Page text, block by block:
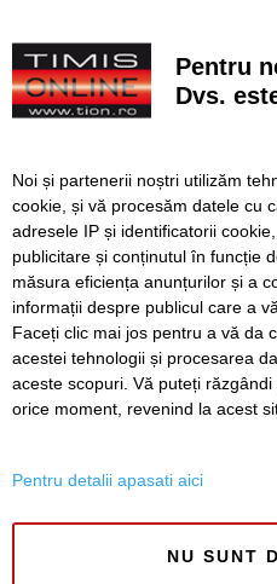
la final
Cu un ghiozdan donat, puteți
anul școlar cu tot ce are
Avansează șantierul
sfârșitul anului viitor vom
VIDEO. Din toamnă, încă 324
studenții UVT. Două cămine
SERVICII Redactia
Pentru
Dvs.
Noi și partenerii noștri utilizăm
cookie, și vă procesăm datele cu
adresele IP și identificatorii
publicitare și conținutul în funcție
măsura eficiența anunțurilor și a
informații despre publicul care a
Faceți clic mai jos pentru a vă da
acestei tehnologii și procesarea
aceste scopuri. Vă puteți
orice moment, revenind la acest
Pentru detalii apasati aici
NU SUNT